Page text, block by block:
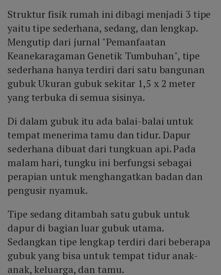
Struktur fisik rumah ini dibagi menjadi 3 tipe
yaitu tipe sederhana, sedang, dan lengkap.
Mengutip dari jurnal "Pemanfaatan
Keanekaragaman Genetik Tumbuhan", tipe
sederhana hanya terdiri dari satu bangunan
gubuk Ukuran gubuk sekitar 1,5 x 2 meter
yang terbuka di semua sisinya.
Di dalam gubuk itu ada balai-balai untuk
tempat menerima tamu dan tidur. Dapur
sederhana dibuat dari tungkuan api. Pada
malam hari, tungku ini berfungsi sebagai
perapian untuk menghangatkan badan dan
pengusir nyamuk.
Tipe sedang ditambah satu gubuk untuk
dapur di bagian luar gubuk utama.
Sedangkan tipe lengkap terdiri dari beberapa
gubuk yang bisa untuk tempat tidur anak-
anak, keluarga, dan tamu.